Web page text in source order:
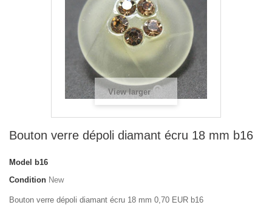
View larger
Bouton verre dépoli diamant écru 18 mm b16
Model
b16
Condition New
Bouton verre dépoli diamant écru 18 mm 0,70 EUR b16